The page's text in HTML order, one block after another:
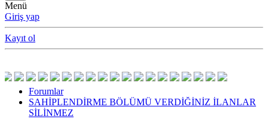
Menü
Giriş yap
Kayıt ol
Forumlar
SAHİPLENDİRME BÖLÜMÜ VERDİĞİNİZ İLANLAR
SİLİNMEZ